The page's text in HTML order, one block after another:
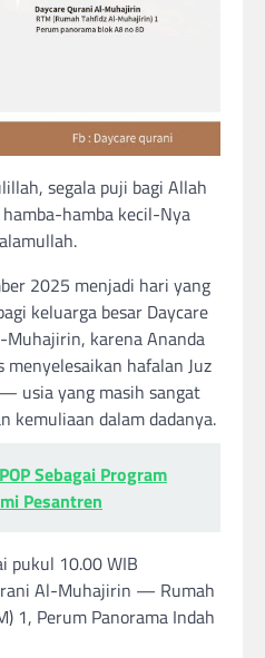
segala puji bagi Allah
hamba kecil-Nya
2025 menjadi hari yang
keluarga besar Daycare
Muhajirin, karena Ananda
menyelesaikan hafalan Juz
usia yang masih sangat
kemuliaan dalam dadanya.
Sebagai Program
Pesantren
pukul 10.00 WIB
Al-Muhajirin — Rumah
1, Perum Panorama Indah